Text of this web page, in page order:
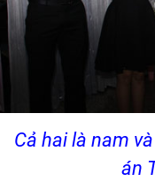
Cả hai là nam
án